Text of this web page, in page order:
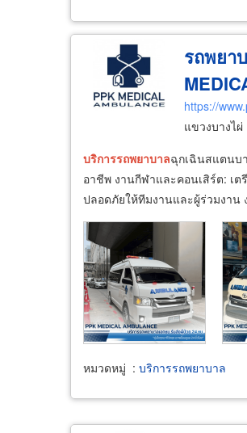
รถพยา
https://
แขวงบางไ
บริการรถพยาบาลฉุกเฉินสแตนบ
อาชีพ งานกีฬาและคอนเสิร์ต: เ
ปลอดภัยให้ทีมงานและผู้ร่วมงาน
หมวดหมู่ : บริการรถพยาบาล